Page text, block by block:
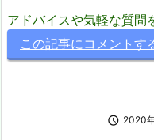
アドバイスや気軽な質問
この記事にコメントす
 2020